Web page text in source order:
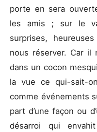
porte en sera
les amis ; sur le
surprises,
nous réserver. Car il
dans un cocon
la vue ce qui-sait-
comme événements
part d’une façon ou
désarroi qui